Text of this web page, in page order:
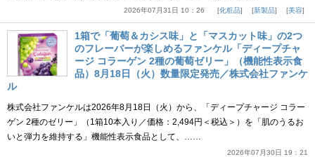
2026年07月31日 10：26 化粧品 新製品 美容
1箱で「葡萄＆カシス味」と「マスカット味」の2つ
のフレーバーが楽しめるファンケル「ディープチャ
ージ コラーゲン 2種の葡萄ゼリー」（機能性表示食
品）8月18日（火）数量限定発売／株式会社ファンケ
ル
株式会社ファンケルは2026年8月18日（火）から、「ディープチャージ コラー
ゲン 2種のゼリー」（1箱10本入り／価格：2,494円＜税込＞）を「肌のうるお
いと弾力を維持する」機能性表示食品として、……
2026年07月30日 19：21